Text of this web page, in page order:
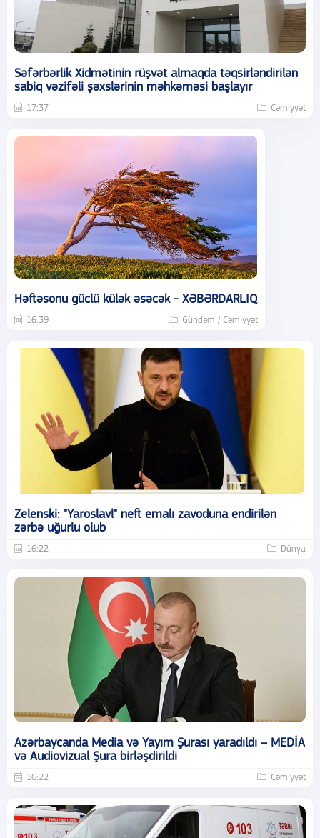
Səfərbərlik Xidmətinin rüşvət almaqda təqsirləndirilən
sabiq vəzifəli şəxslərinin məhkəməsi başlayır
17:37 Cəmiyyət
Həftəsonu güclü külək əsəcək - XƏBƏRDARLIQ
16:39 Gündəm / Cəmiyyət
Zelenski: "Yaroslavl" neft emalı zavoduna endirilən
zərbə uğurlu olub
16:22 Dünya
Azərbaycanda Media və Yayım Şurası yaradıldı – MEDİA
və Audiovizual Şura birləşdirildi
16:22 Cəmiyyət